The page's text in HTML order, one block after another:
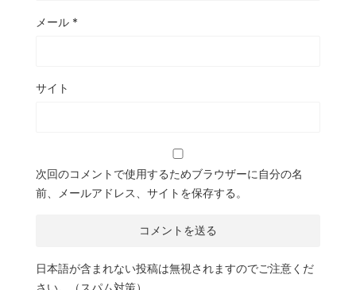
メール *
サイト
次回のコメントで使用するためブラウザーに自分の名
前、メールアドレス、サイトを保存する。
日本語が含まれない投稿は無視されますのでご注意くだ